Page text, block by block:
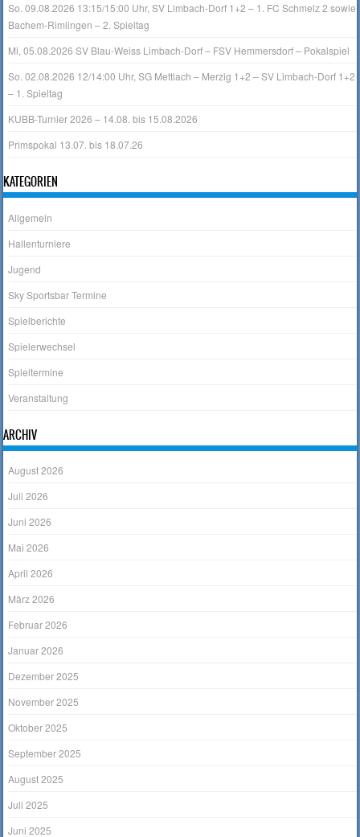
So. 09.08.2026 13:15/15:00 Uhr, SV Limbach-Dorf 1+2 – 1. FC Schmelz 2 sowie
Bachem-Rimlingen – 2. Spieltag
Mi, 05.08.2026 SV Blau-Weiss Limbach-Dorf – FSV Hemmersdorf – Pokalspiel
So. 02.08.2026 12/14:00 Uhr, SG Mettlach – Merzig 1+2 – SV Limbach-Dorf 1+2
– 1. Spieltag
KUBB-Turnier 2026 – 14.08. bis 15.08.2026
Primspokal 13.07. bis 18.07.26
KATEGORIEN
Allgemein
Hallenturniere
Jugend
Sky Sportsbar Termine
Spielberichte
Spielerwechsel
Spieltermine
Veranstaltung
ARCHIV
August 2026
Juli 2026
Juni 2026
Mai 2026
April 2026
März 2026
Februar 2026
Januar 2026
Dezember 2025
November 2025
Oktober 2025
September 2025
August 2025
Juli 2025
Juni 2025